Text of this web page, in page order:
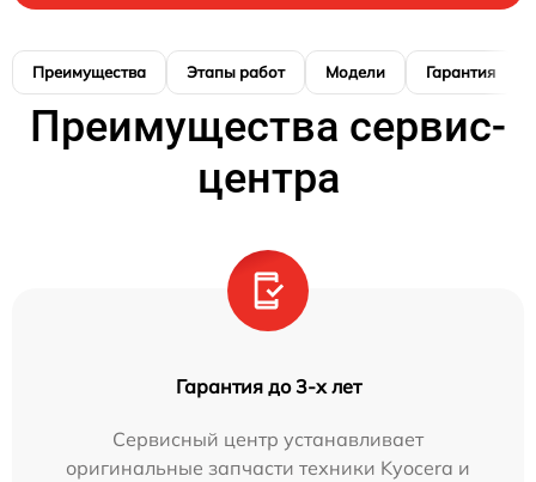
Преимущества Этапы работ Модели Гарантия
Преимущества сервис-
центра
Гарантия до 3-х лет
Сервисный центр устанавливает
оригинальные запчасти техники Kyocera и